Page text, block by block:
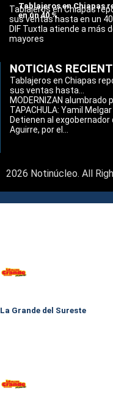
Tablajeros en Chiapas
en un 40 %
Tablajeros en Chiapas
sus ventas hasta en un 40
DIF Tuxtla atiende a más
mayores
NOTICIAS
Tablajeros en Chiapas
sus ventas hasta...
MODERNIZAN alumbrado
TAPACHULA: Yamil Melgar
Detienen al exgobernador
Aguirre, por el...
2026 Notinúcleo. All
La Grande del Sureste